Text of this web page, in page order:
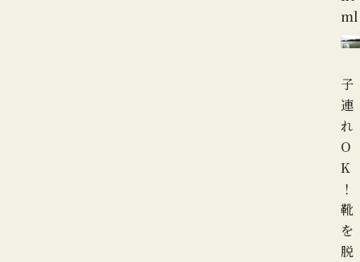
ml
子
連
れ
O
K
！
靴
を
脱